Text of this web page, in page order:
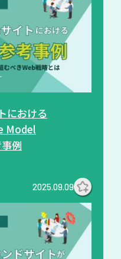
における
Model
例
2025.09.09